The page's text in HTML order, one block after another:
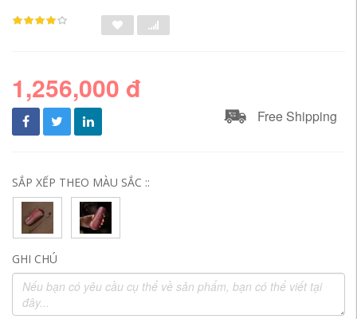
1,256,000 đ
Free Shipping
SẮP XẾP THEO MÀU SẮC ::
GHI CHÚ